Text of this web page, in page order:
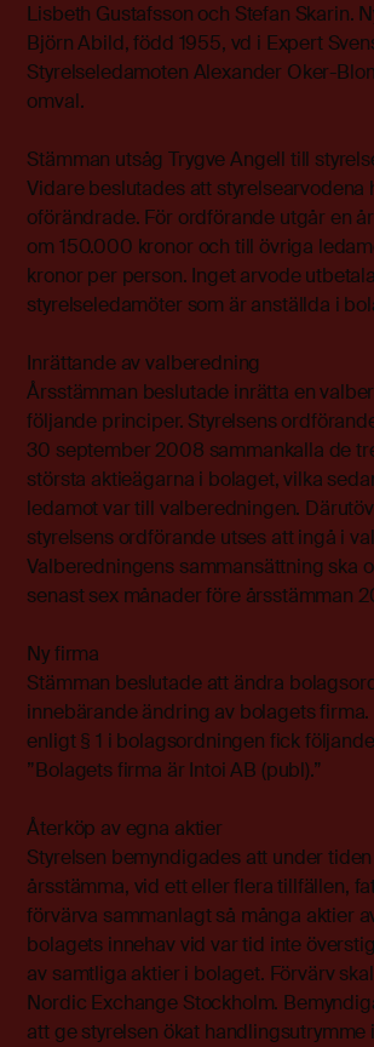
Lisbeth Gustafsson och Stefan Skarin.
Björn Abild, född 1955, vd i Expert
Styrelseledamoten Alexander Oker-
omval.
Stämman utsåg Trygve Angell till
Vidare beslutades att styrelsearvodena
oförändrade. För ordförande utgår en
om 150.000 kronor och till övriga
kronor per person. Inget arvode
styrelseledamöter som är anställda i
Inrättande av valberedning
Årsstämman beslutade inrätta en
följande principer. Styrelsens
30 september 2008 sammankalla de
största aktieägarna i bolaget, vilka
ledamot var till valberedningen.
styrelsens ordförande utses att ingå i
Valberedningens sammansättning ska
senast sex månader före årsstämman
Ny firma
Stämman beslutade att ändra
innebärande ändring av bolagets
enligt § 1 i bolagsordningen fick
”Bolagets firma är Intoi AB (publ).”
Återköp av egna aktier
Styrelsen bemyndigades att under
årsstämma, vid ett eller flera tillfällen,
förvärva sammanlagt så många aktier
bolagets innehav vid var tid inte
av samtliga aktier i bolaget. Förvärv
Nordic Exchange Stockholm.
att ge styrelsen ökat handlingsutrymme